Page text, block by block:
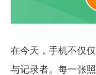
在今天，手机不仅
与记录者。每一张